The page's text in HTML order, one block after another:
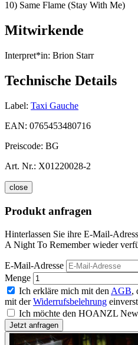
10) Same Flame (Stay With Me)
Mitwirkende
Interpret*in: Brion Starr
Technische Details
Label: Taxi Gauche
EAN: 0765453480716
Preiscode: BG
Art. Nr.: X01220028-2
close
Produkt anfragen
Hinterlassen Sie ihre E-Mail-
A Night To Remember wieder
E-Mail-Adresse
Menge
Ich erkläre mich mit den AGB,
mit derWiderrufsbelehrung
Ich möchte den HOANZL